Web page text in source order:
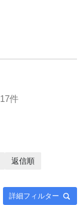
17件
詳細フィルター
返信順